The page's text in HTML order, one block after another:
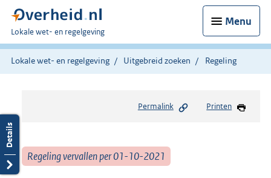
Menu
U
bent
hier:
Lokale wet- en regelgeving
Lokale wet- en regelgeving Uitgebreid zoeken Regeling
Permalink Printen
Regeling vervallen per 01-10-2021